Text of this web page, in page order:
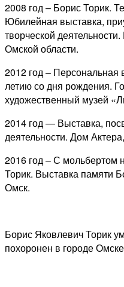
2008 год – Борис Торик.
Юбилейная выставка,
творческой
Омской области.
2012 год –
летию со дня рождения.
художественный музей
2014 год — Выставка,
деятельности. Дом
2016 год – С мольбертом
Торик. Выставка памяти
Омск.
Борис Яковлевич Торик
похоронен в городе